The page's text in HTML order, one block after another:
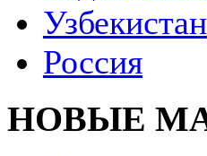
Узбекистан
Россия
НОВЫЕ